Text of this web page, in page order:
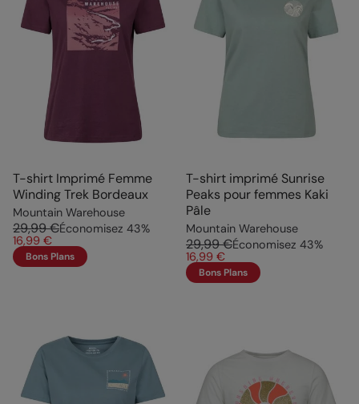
T-shirt Imprimé Femme
Winding Trek Bordeaux
Mountain Warehouse
29,99 €Économisez 43%
16,99 €
Bons Plans
T-shirt imprimé Sunrise
Peaks pour femmes Kaki
Pâle
Mountain Warehouse
29,99 €Économisez 43%
16,99 €
Bons Plans